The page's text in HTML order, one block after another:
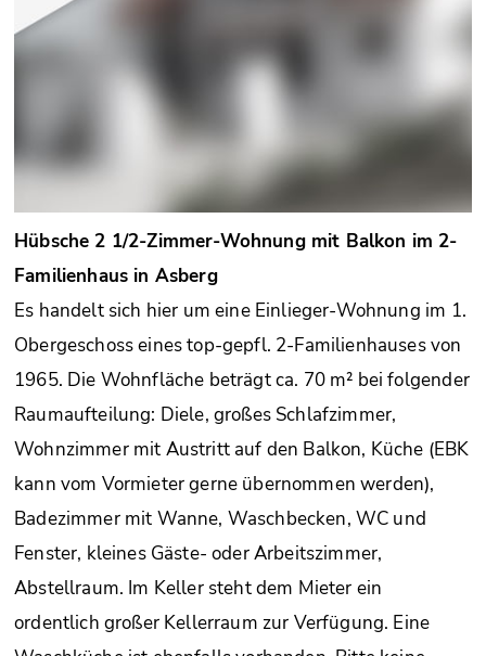
Hübsche 2 1/2-Zimmer-Wohnung mit Balkon im 2-
Familienhaus in Asberg
Es handelt sich hier um eine Einlieger-Wohnung im 1.
Obergeschoss eines top-gepfl. 2-Familienhauses von
1965. Die Wohnfläche beträgt ca. 70 m² bei folgender
Raumaufteilung: Diele, großes Schlafzimmer,
Wohnzimmer mit Austritt auf den Balkon, Küche (EBK
kann vom Vormieter gerne übernommen werden),
Badezimmer mit Wanne, Waschbecken, WC und
Fenster, kleines Gäste- oder Arbeitszimmer,
Abstellraum. Im Keller steht dem Mieter ein
ordentlich großer Kellerraum zur Verfügung. Eine